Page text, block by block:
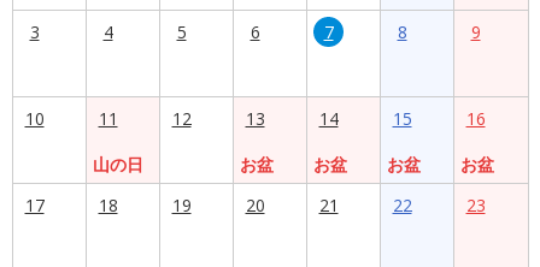
3 4 5 6 7 8 9
10
11
山の日
12
13
お盆
14
お盆
15
お盆
16
お盆
17
18 19 20 21 22 23